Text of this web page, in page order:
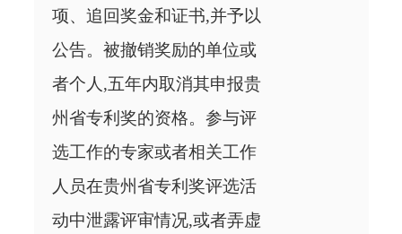
项、追回奖金和证书,并予以
公告。被撤销奖励的单位或
者个人,五年内取消其申报贵
州省专利奖的资格。参与评
选工作的专家或者相关工作
人员在贵州省专利奖评选活
动中泄露评审情况,或者弄虚